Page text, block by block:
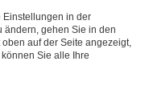
Einstellungen in der
ändern, gehen Sie in den
auf der Seite angezeigt,
Sie alle Ihre